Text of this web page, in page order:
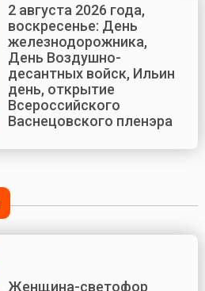
2 августа 2026 года,
воскресенье: День
железнодорожника,
День Воздушно-
десантных войск, Ильин
день, открытие
Всероссийского
Васнецовского пленэра
Женщина-светофор